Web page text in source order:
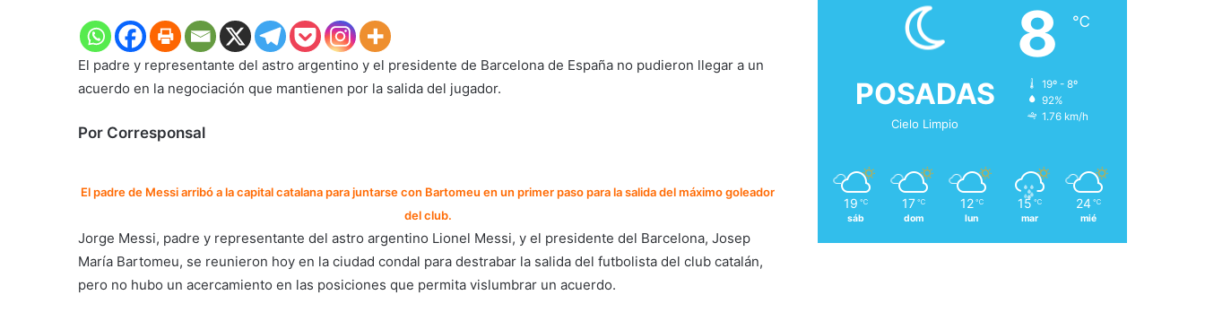
El padre y representante del astro argentino y el presidente de Barcelona de España no pudieron llegar a un
acuerdo en la negociación que mantienen por la salida del jugador.
Por Corresponsal
El padre de Messi arribó a la capital catalana para juntarse con Bartomeu en un primer paso para la salida del máximo goleador
del club.
Jorge Messi, padre y representante del astro argentino Lionel Messi, y el presidente del Barcelona, Josep
María Bartomeu, se reunieron hoy en la ciudad condal para destrabar la salida del futbolista del club catalán,
pero no hubo un acercamiento en las posiciones que permita vislumbrar un acuerdo.
POSADAS
Cielo Limpio
8 ℃
19º - 8º
92%
1.76 km/h
19 ℃
sáb
17 ℃
dom
12 ℃
lun
15 ℃
mar
24 ℃
mié